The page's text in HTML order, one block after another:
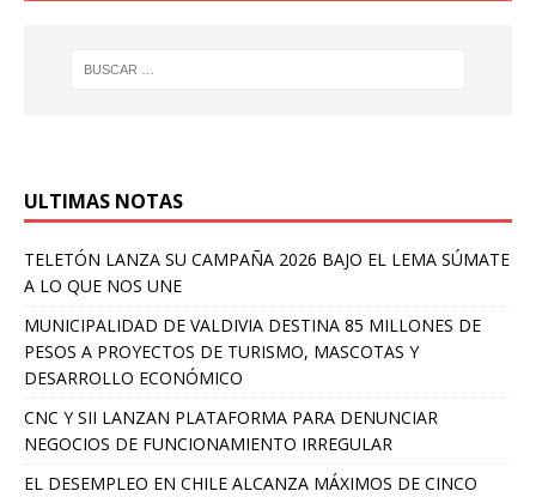
ULTIMAS NOTAS
TELETÓN LANZA SU CAMPAÑA 2026 BAJO EL LEMA SÚMATE
A LO QUE NOS UNE
MUNICIPALIDAD DE VALDIVIA DESTINA 85 MILLONES DE
PESOS A PROYECTOS DE TURISMO, MASCOTAS Y
DESARROLLO ECONÓMICO
CNC Y SII LANZAN PLATAFORMA PARA DENUNCIAR
NEGOCIOS DE FUNCIONAMIENTO IRREGULAR
EL DESEMPLEO EN CHILE ALCANZA MÁXIMOS DE CINCO